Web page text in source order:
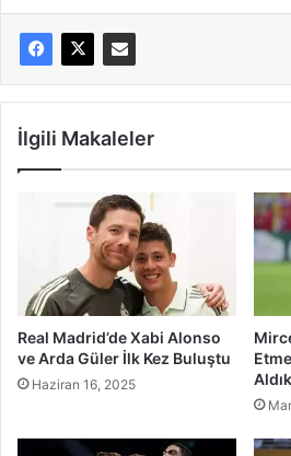
İlgili Makaleler
Real Madrid’de Xabi Alonso
ve Arda Güler İlk Kez Buluştu
Haziran 16, 2025